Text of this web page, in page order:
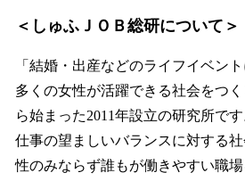
＜しゅふＪＯＢ総研について＞
「結婚・出産などのライフイベン
多くの女性が活躍できる社会をつ
ら始まった2011年設立の研究所で
仕事の望ましいバランスに対する
性のみならず誰もが働きやすい職